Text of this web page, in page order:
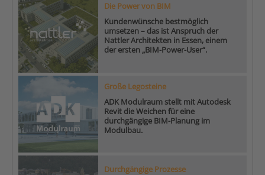
Die Power von BIM
Kundenwünsche bestmöglich
umsetzen – das ist Anspruch der
Nattler Architekten in Essen, einem
der ersten „BIM-Power-User“.
Große Legosteine
ADK Modulraum stellt mit Autodesk
Revit die Weichen für eine
durchgängige BIM-Planung im
Modulbau.
Durchgängige Prozesse